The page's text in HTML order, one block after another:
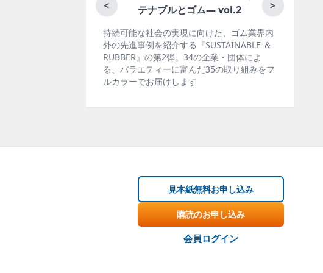
< >
テナブルとゴム― vol.2
持続可能な社会の実現に向けた、ゴム業界内
外の先進事例を紹介する『SUSTAINABLE ＆
RUBBER』の第2弾。34の企業・団体によ
る、バラエティーに富んだ35の取り組みをフ
ゴム報知新聞の姉妹誌。ゴム
製品・市場分野別の動向、新
材料動向、設備・機械の紹介
ー、海外企業情報、統計など
見本紙無料お申し込み
購読のお申し込み
会員ログイン